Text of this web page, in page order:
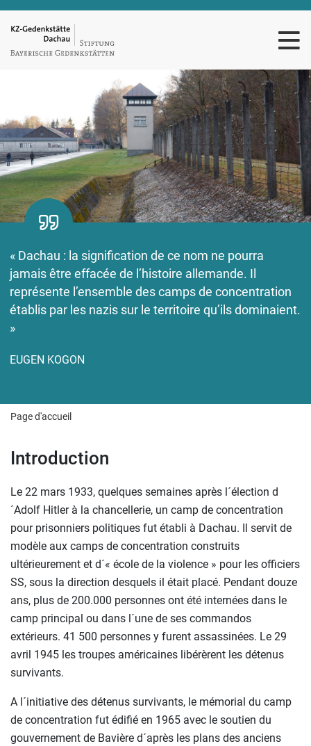
« Dachau : la signification de ce nom ne pourra
jamais être effacée de l’histoire allemande. Il
représente l’ensemble des camps de concentration
établis par les nazis sur le territoire qu’ils dominaient.
»
EUGEN KOGON
Page d'accueil
Introduction
Le 22 mars 1933, quelques semaines après l´élection d
´Adolf Hitler à la chancellerie, un camp de concentration
pour prisonniers politiques fut établi à Dachau. Il servit de
modèle aux camps de concentration construits
ultérieurement et d´« école de la violence » pour les officiers
SS, sous la direction desquels il était placé. Pendant douze
ans, plus de 200.000 personnes ont été internées dans le
camp principal ou dans l´une de ses commandos
extérieurs. 41 500 personnes y furent assassinées. Le 29
avril 1945 les troupes américaines libérèrent les détenus
survivants.
A l´initiative des détenus survivants, le mémorial du camp
de concentration fut édifié en 1965 avec le soutien du
gouvernement de Bavière d´après les plans des anciens